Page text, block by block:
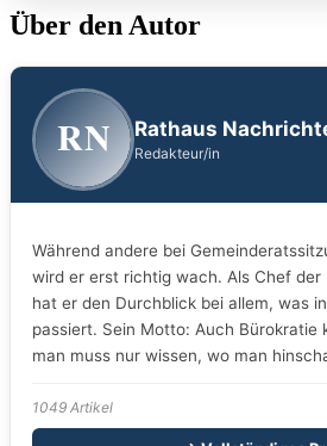
Über den Autor
RN Rathaus
Redakteur/in
Während andere bei
wird er erst richtig wach. Als Chef der
hat er den Durchblick bei allem, was
passiert. Sein Motto: Auch Bürokratie
man muss nur wissen, wo man
1049 Artikel